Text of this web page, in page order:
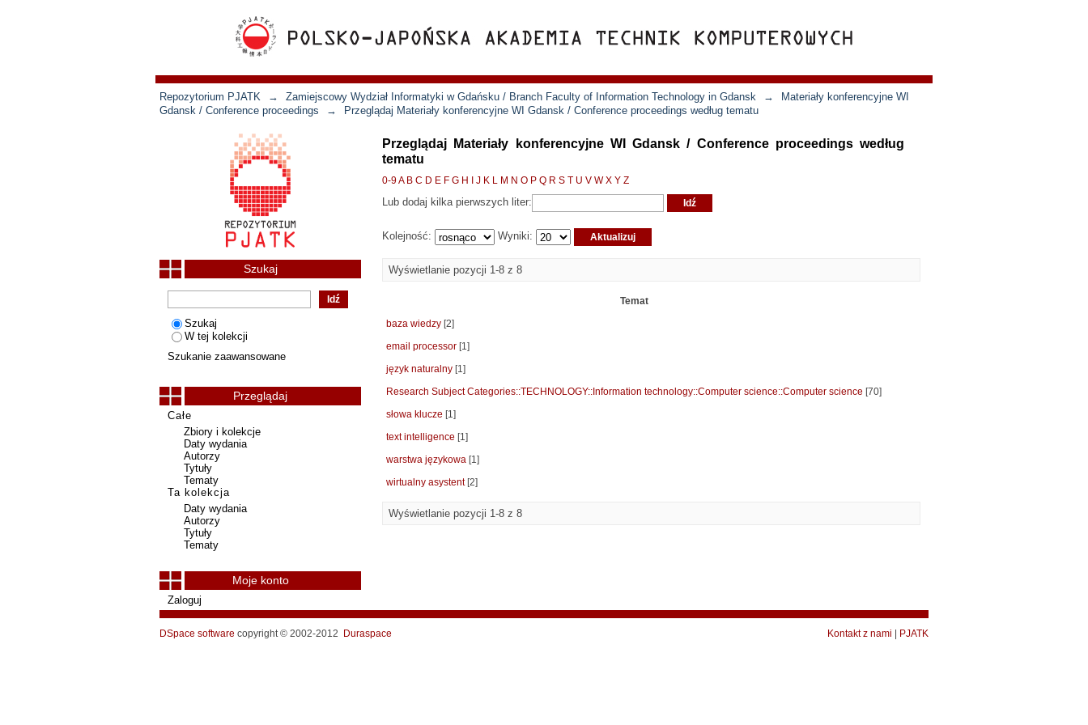
Repozytorium PJATK → Zamiejscowy Wydział Informatyki w Gdańsku / Branch Faculty of Information Technology in Gdansk →
Materiały konferencyjne WI
Gdansk / Conference proceedings
→ Przeglądaj Materiały konferencyjne WI Gdansk / Conference proceedings według tematu
Przeglądaj Materiały konferencyjne WI Gdansk / Conference proceedings według
tematu
0-9A B C D E F G H J K L M N O P Q R S T U V W X Y Z
Lub dodaj kilka pierwszych liter:
Kolejność: Wyniki:
Wyświetlanie pozycji 1-8 z 8
Temat
baza wiedzy [2]
email processor [1]
język naturalny [1]
Research Subject Categories::TECHNOLOGY::Information technology::Computer science::Computer science [70]
słowa klucze [1]
text intelligence [1]
warstwa językowa [1]
wirtualny asystent[2]
Wyświetlanie pozycji 1-8 z 8
Szukaj
Szukaj
W tej kolekcji
Szukanie zaawansowane
Przeglądaj
Całe
Zbiory i kolekcje
Daty wydania
Autorzy
Tytuły
Tematy
Ta kolekcja
Daty wydania
Autorzy
Tytuły
Tematy
Moje konto
Zaloguj
DSpace software copyright © 2002-2012 Duraspace Kontakt z nami PJATK